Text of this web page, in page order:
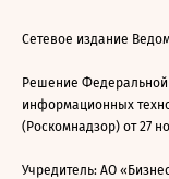
Сетевое издание
Решение
информационных
(Роскомнадзор) от 27
Учредитель: АО